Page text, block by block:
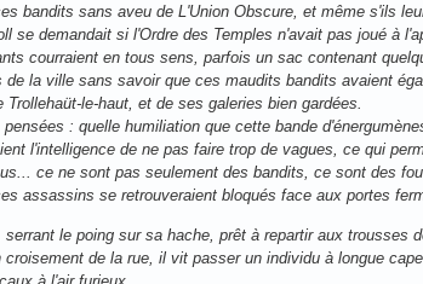
bandits sans aveu de L'Union Obscure, et même s'ils
demandait si l'Ordre des Temples n'avait pas joué à
courraient en tous sens, parfois un sac contenant
la ville sans savoir que ces maudits bandits avaient
le-haut, et de ses galeries bien gardées.
: quelle humiliation que cette bande
l'intelligence de ne pas faire trop de vagues, ce qui
ce ne sont pas seulement des bandits, ce sont des
assassins se retrouveraient bloqués face aux portes
le poing sur sa hache, prêt à repartir aux trousses
de la rue, il vit passer un individu à longue
à l'air furieux.